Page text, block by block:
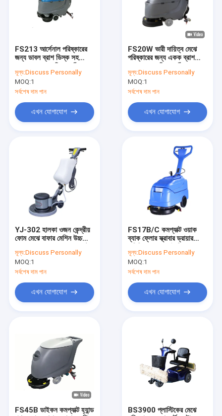
বাড়ি
পণ্য
FS213 আর্সেনাল পরিষ্কারের
জন্য ডাবল ব্রাশ ডিস্ক সহ
মূল্য:Discuss Personally
MOQ:1
সর্বশেষ দাম পান
এখন যোগাযোগ
FS20W ভারী দায়িত্ব মেঝে
পরিষ্কারের জন্য একক ব্রাশ
মূল্য:Discuss Personally
MOQ:1
সর্বশেষ দাম পান
এখন যোগাযোগ
YJ-302 হালকা ওজন কেন্দ্রীয়
ফোম মেঝে বাফার মেশিন উচ্চ
সঙ্গে
মূল্য:Discuss Personally
MOQ:1
সর্বশেষ দাম পান
এখন যোগাযোগ
FS17B/C কমপ্যাক্ট ওয়াক
ব্যাক ফ্লোর স্ক্রাবার ড্রায়ার
পরিষ্কারের জন্য
মূল্য:Discuss Personally
MOQ:1
সর্বশেষ দাম পান
এখন যোগাযোগ
FS45B ডাইকন কমপ্যাক্ট হ্যান্ড
BS3900 প্লাস্টিকের মেঝে